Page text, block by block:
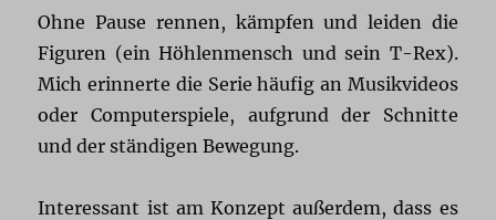
Ohne Pause rennen, kämpfen und leiden die
Figuren (ein Höhlenmensch und sein T-Rex).
Mich erinnerte die Serie häufig an Musikvideos
oder Computerspiele, aufgrund der Schnitte
und der ständigen Bewegung.
Interessant ist am Konzept außerdem, dass es